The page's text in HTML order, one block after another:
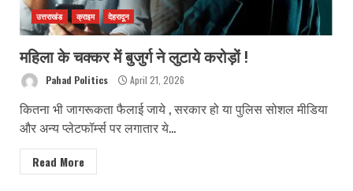
उत्तराखंड क्राइम देहरादून
महिला के चक्कर में बुजुर्ग ने लुटाये करोड़ों !
Pahad Politics April 21, 2026
कितना भी जागरूकता फैलाई जाये , सरकार हो या पुलिस सोशल मीडिया
और अन्य प्लेटफॉर्म्स पर लगातार ये...
Read More